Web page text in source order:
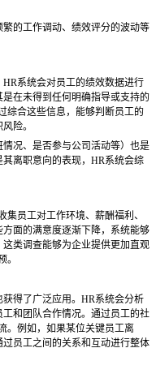
的工作调动、绩效评分的波动等
HR系统会对员工的绩效数据进行
在未得到任何明确指导或支持的
综合这些信息，能够判断员工的
险。
况、是否参与公司活动等）也是
离职意向的表现， HR系统会综
员工对工作环境、薪酬福利、
面的满意度逐渐下降，系统能够
类调查能够为企业提供更加直观
。
得了广泛应用。 HR系统会分析
和团队合作情况。通过员工的社
。例如，如果某位关键员工离
员工之间的关系和互动进行整体